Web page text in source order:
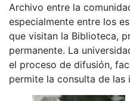
Archivo entre la
especialmente entre los
que visitan la Biblioteca,
permanente. La
el proceso de difusión,
permite la consulta de las